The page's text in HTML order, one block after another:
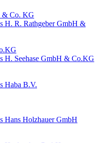
& Co. KG
H. R. Rathgeber GmbH &
H. Seehase GmbH & Co.KG
Haba B.V.
Hans Holzhauer GmbH